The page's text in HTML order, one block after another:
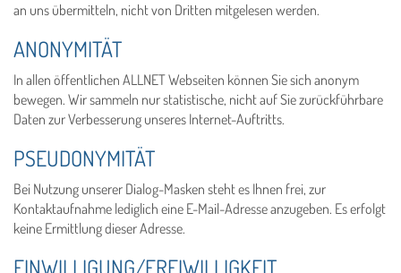
an uns übermitteln, nicht von Dritten mitgelesen werden.
ANONYMITÄT
In allen öffentlichen ALLNET Webseiten können Sie sich anonym
bewegen. Wir sammeln nur statistische, nicht auf Sie zurückführbare
Daten zur Verbesserung unseres Internet-Auftritts.
PSEUDONYMITÄT
Bei Nutzung unserer Dialog-Masken steht es Ihnen frei, zur
Kontaktaufnahme lediglich eine E-Mail-Adresse anzugeben. Es erfolgt
keine Ermittlung dieser Adresse.
EINWILLIGUNG/FREIWILLIGKEIT